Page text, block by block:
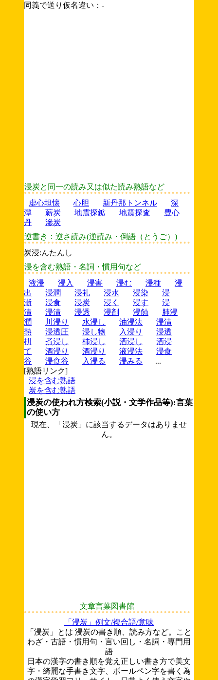
同義で送り仮名違い：-
浸炭と同一の読み又は似た読み熟語など
虚心坦懐
心胆 新丹那トンネル
深
潭
薪炭 地震探鉱 地震探査
豊心
丹
滲炭
逆書き：逆さ読み(逆読み・倒語（とうご）)
炭浸:んたんし
浸を含む熟語・名詞・慣用句など
液浸
浸入 浸害 浸む 浸種
浸
出
浸潤 浸礼 浸水 浸染
浸
漸
浸食 浸炭 浸く 浸す
浸
漬
浸漬 浸透 浸剤 浸蝕
肺浸
潤
川浸り 水浸し 油浸法
浸漬
熱
浸透圧 浸し物 入浸り
浸透
枡
煮浸し 柿浸し 酒浸し
酒浸
て
酒浸り 酒浸り 液浸法
浸食
谷
浸食谷 入浸る 浸みる
...
[熟語リンク]
浸を含む熟語
炭を含む熟語
浸炭の使われ方検索(小説・文学作品等):言葉
の使い方
現在、「浸炭」に該当するデータはありませ
ん。
文章言葉図書館
「浸炭」例文/複合語/意味
「浸炭」とは 浸炭の書き順、読み方など。こと
わざ・古語・慣用句・言い回し・名詞・専門用
語
日本の漢字の書き順を覚え正しい書き方で美文
字・綺麗な手書き文字、ボールペン字を書く為